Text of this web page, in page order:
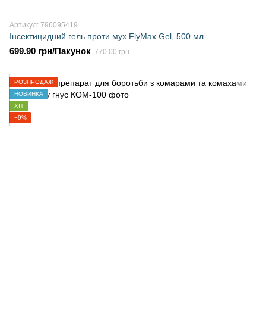
Артикул: 796095419
Інсектицидний гель проти мух FlyMax Gel, 500 мл
699.90 грн/Пакунок 770.00 грн
РОЗПРОДАЖ
НОВИНКА
ХІТ
−9%